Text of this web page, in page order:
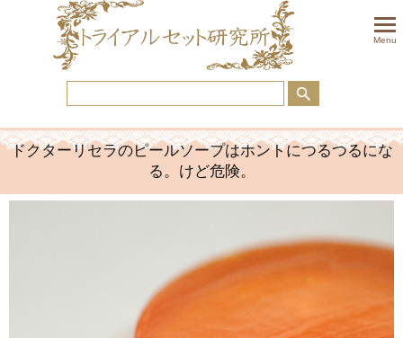
Menu
ドクターリセラのピールソープはホントにつるつるにな
る。けど危険。